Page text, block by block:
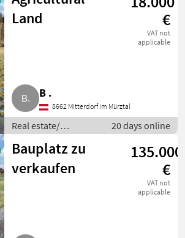
Land
€
VAT not
applicable
B .
8662 Mitterdorf im Mürztal
Real estate/
properties / Lands
20 days online
Bauplatz zu
verkaufen
135.000
€
VAT not
applicable